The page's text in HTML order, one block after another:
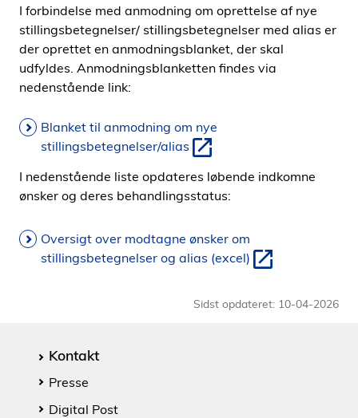
I forbindelse med anmodning om oprettelse af nye
stillingsbetegnelser/ stillingsbetegnelser med alias er
der oprettet en anmodningsblanket, der skal
udfyldes. Anmodningsblanketten findes via
nedenstående link:
Blanket til anmodning om nye
stillingsbetegnelser/alias
I nedenstående liste opdateres løbende indkomne
ønsker og deres behandlingsstatus:
Oversigt over modtagne ønsker om
stillingsbetegnelser og alias (excel)
Sidst opdateret: 10-04-2026
Kontakt
Presse
Digital Post